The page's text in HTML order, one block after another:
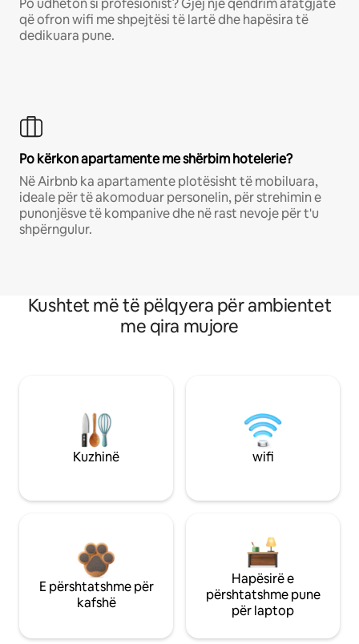
Po udhëton si profesionist? Gjej një qëndrim afatgjatë
që ofron wifi me shpejtësi të lartë dhe hapësira të
dedikuara pune.
Po kërkon apartamente me shërbim hotelerie?
Në Airbnb ka apartamente plotësisht të mobiluara,
ideale për të akomoduar personelin, për strehimin e
punonjësve të kompanive dhe në rast nevoje për t'u
shpërngulur.
Kushtet më të pëlqyera për ambientet
me qira mujore
Kuzhinë wifi
E përshtatshme për
kafshë
Hapësirë e
përshtatshme pune
për laptop